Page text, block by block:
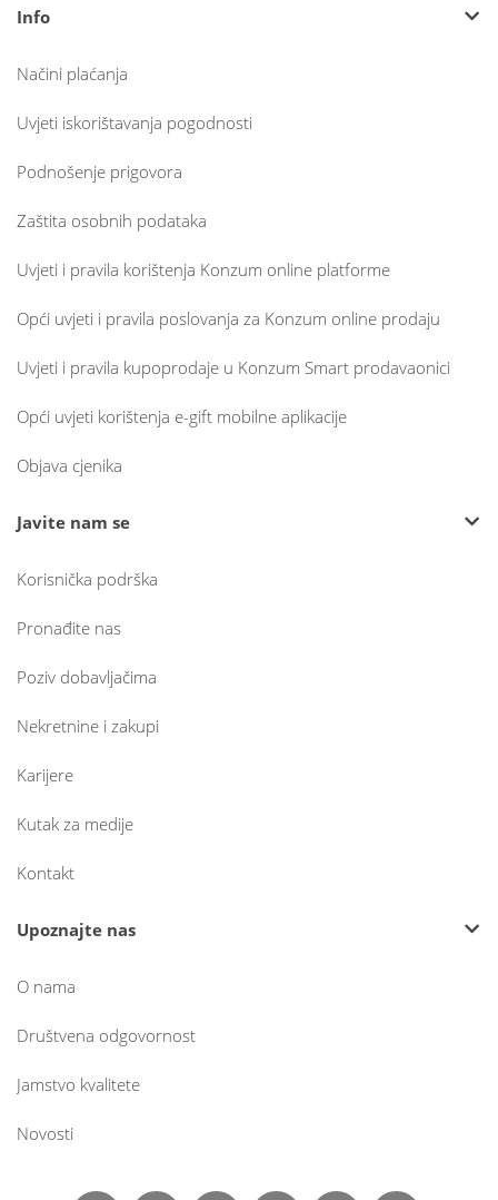
Info
Načini plaćanja
Uvjeti iskorištavanja pogodnosti
Podnošenje prigovora
Zaštita osobnih podataka
Uvjeti i pravila korištenja Konzum online platforme
Opći uvjeti i pravila poslovanja za Konzum online prodaju
Uvjeti i pravila kupoprodaje u Konzum Smart prodavaonici
Opći uvjeti korištenja e-gift mobilne aplikacije
Objava cjenika
Javite nam se
Korisnička podrška
Pronađite nas
Poziv dobavljačima
Nekretnine i zakupi
Karijere
Kutak za medije
Kontakt
Upoznajte nas
O nama
Društvena odgovornost
Jamstvo kvalitete
Novosti